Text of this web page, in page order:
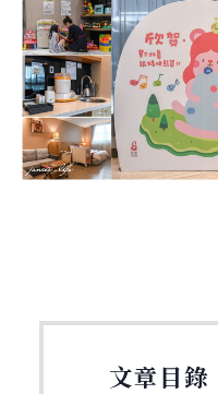
文章目錄